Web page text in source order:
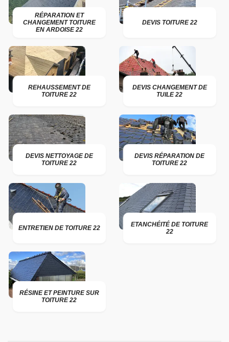
RÉPARATION ET
CHANGEMENT TOITURE
EN ARDOISE 22
DEVIS TOITURE 22
REHAUSSEMENT DE
TOITURE 22
DEVIS CHANGEMENT DE
TUILE 22
DEVIS NETTOYAGE DE
TOITURE 22
DEVIS RÉPARATION DE
TOITURE 22
ENTRETIEN DE TOITURE 22
ETANCHÉITÉ DE TOITURE
22
RÉSINE ET PEINTURE SUR
TOITURE 22